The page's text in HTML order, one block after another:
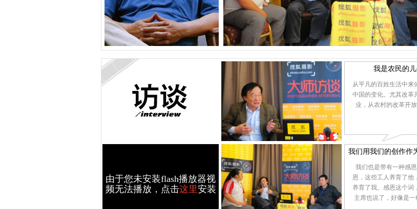
我是农民的
从平凡的百姓生活中来
中国的变化。尤其改革
业，从农村的改革开放
由于您未安装flash播放器视
频无法播放，点击这里安装
我们用我们的创作作
我们也是带有一种感
恩，这些工人养育了他
养育了我。感恩这个词
主席也说了，好像是一